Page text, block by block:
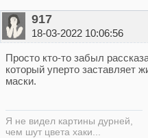
917
18-03-2022 10:06:56
Просто кто-то забыл
который уперто заставляет
маски.
Я не видел картины дурней,
чем шут цвета хаки...